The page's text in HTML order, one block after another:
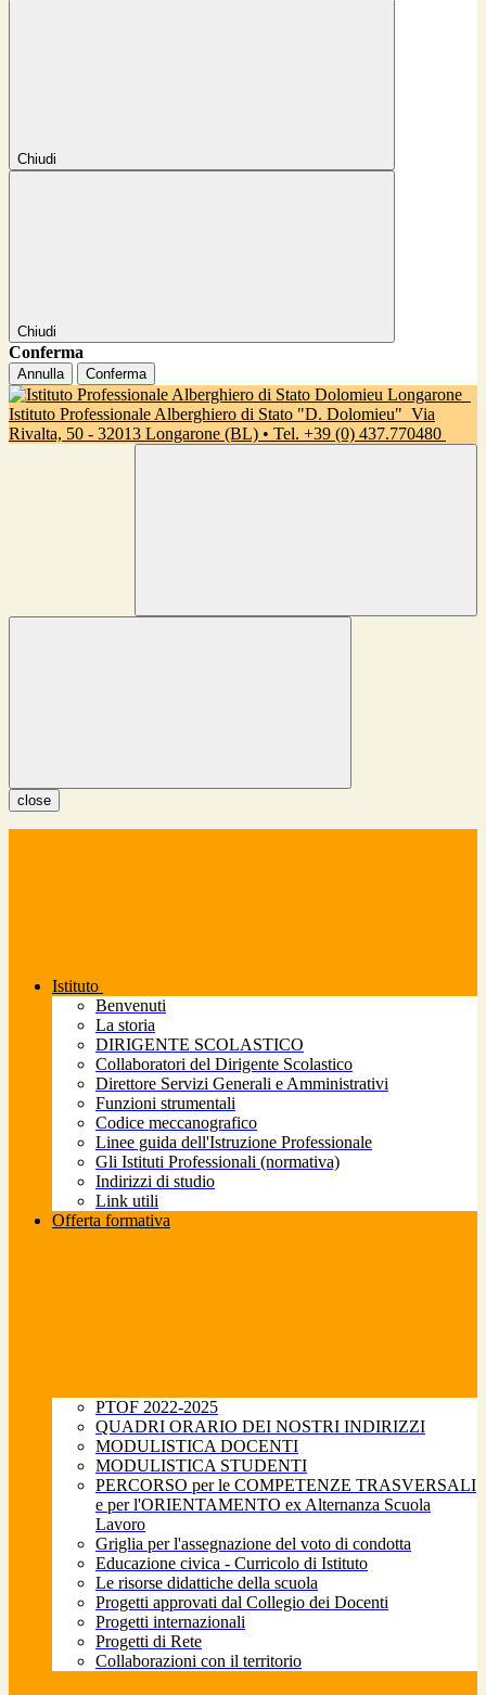
Chiudi
Chiudi
Conferma
Annulla Conferma
Istituto Professionale Alberghiero di Stato "D. Dolomieu" Via
Rivalta, 50 - 32013 Longarone (BL) • Tel. +39 (0) 437.770480
close
Istituto
Benvenuti
La storia
DIRIGENTE SCOLASTICO
Collaboratori del Dirigente Scolastico
Direttore Servizi Generali e Amministrativi
Funzioni strumentali
Codice meccanografico
Linee guida dell'Istruzione Professionale
Gli Istituti Professionali (normativa)
Indirizzi di studio
Link utili
Offerta formativa
PTOF 2022-2025
QUADRI ORARIO DEI NOSTRI INDIRIZZI
MODULISTICA DOCENTI
MODULISTICA STUDENTI
PERCORSO per le COMPETENZE TRASVERSALI
e per l'ORIENTAMENTO ex Alternanza Scuola
Lavoro
Griglia per l'assegnazione del voto di condotta
Educazione civica - Curricolo di Istituto
Le risorse didattiche della scuola
Progetti approvati dal Collegio dei Docenti
Progetti internazionali
Progetti di Rete
Collaborazioni con il territorio